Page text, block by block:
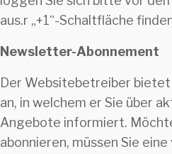
aus.r „+1“-Schaltfläche
Newsletter-Abonnement
Der Websitebetreiber
an, in welchem er Sie über
Angebote informiert.
abonnieren, müssen Sie